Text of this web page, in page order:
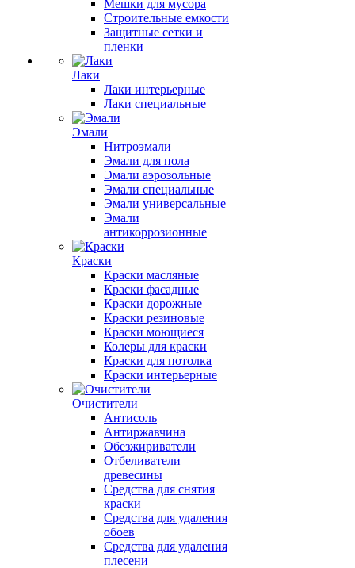
Мешки для мусора
Строительные емкости
Защитные сетки и
пленки
Лаки
Лаки интерьерные
Лаки специальные
Эмали
Нитроэмали
Эмали для пола
Эмали аэрозольные
Эмали специальные
Эмали универсальные
Эмали
антикоррозионные
Краски
Краски масляные
Краски фасадные
Краски дорожные
Краски резиновые
Краски моющиеся
Колеры для краски
Краски для потолка
Краски интерьерные
Очистители
Антисоль
Антиржавчина
Обезжириватели
Отбеливатели
древесины
Средства для снятия
краски
Средства для удаления
обоев
Средства для удаления
плесени